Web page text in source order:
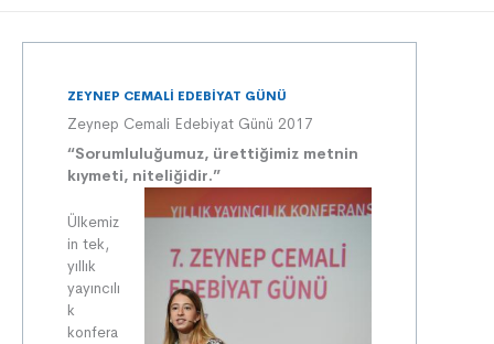
ZEYNEP CEMALI EDEBIYAT GÜNÜ
Zeynep Cemali Edebiyat Günü 2017
“Sorumluluğumuz, ürettiğimiz metnin
kıymeti, niteliğidir.”
Ülkemiz
in tek,
yıllık
yayıncılı
k
konfera